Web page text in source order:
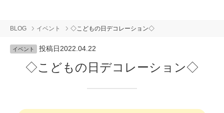
BLOG イベント ◇こどもの日デコレーション◇
イベント 投稿日2022.04.22
◇こどもの日デコレーション◇